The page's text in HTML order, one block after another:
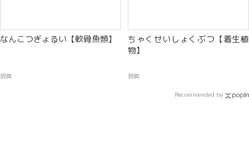
なんこつぎょるい【軟骨魚類】
辞典
ちゃくせいしょくぶつ【着生植
物】
辞典
Recommended by